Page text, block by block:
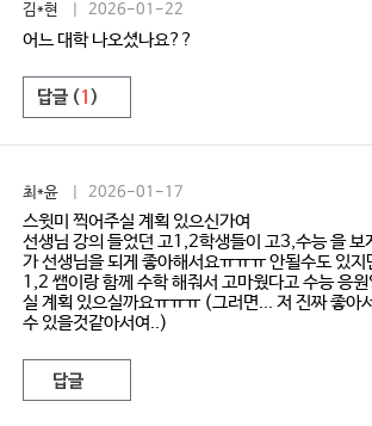
김*현 | 2026-01-22
어느 대학 나오셨나요??
답글 (1 )
최*윤 | 2026-01-17
스윗미 찍어주실 계획 있으신가여
선생님 강의 들었던 고1,2학생들이 고3,수능 을 보
가 선생님을 되게 좋아해서요ㅠㅠㅠ 안될수도 있
1,2 쌤이랑 함께 수학 해줘서 고마웠다고 수능 응
실 계획 있으실까요ㅠㅠㅠ (그러면... 저 진짜 좋아
수 있을것같아서여..)
답글